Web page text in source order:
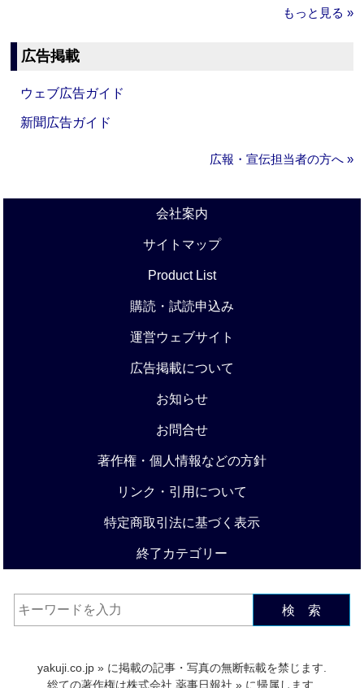
もっと見る »
広告掲載
ウェブ広告ガイド
新聞広告ガイド
広報・宣伝担当者の方へ »
会社案内
サイトマップ
Product List
購読・試読申込み
運営ウェブサイト
広告掲載について
お知らせ
お問合せ
著作権・個人情報などの方針
リンク・引用について
特定商取引法に基づく表示
終了カテゴリー
検 索
yakuji.co.jp » に掲載の記事・写真の無断転載を禁じます.
総ての著作権は株式会社 薬事日報社 » に帰属します.